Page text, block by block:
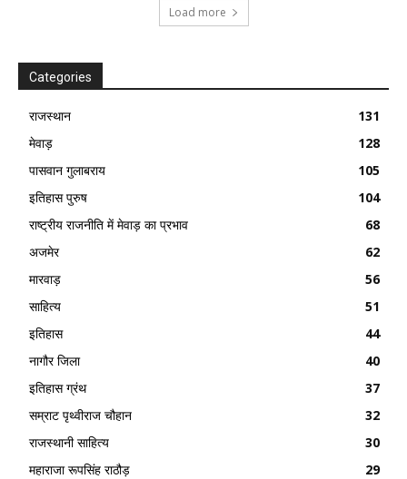
Load more
Categories
राजस्थान
131
मेवाड़
128
पासवान गुलाबराय
105
इतिहास पुरुष
104
राष्ट्रीय राजनीति में मेवाड़ का प्रभाव
68
अजमेर
62
मारवाड़
56
साहित्य
51
इतिहास
44
नागौर जिला
40
इतिहास ग्रंथ
37
सम्राट पृथ्वीराज चौहान
32
राजस्थानी साहित्य
30
महाराजा रूपसिंह राठौड़
29